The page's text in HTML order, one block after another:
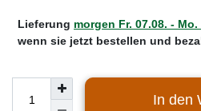
Lieferung morgen Fr. 07.08. - Mo.
wenn sie jetzt bestellen und
In den